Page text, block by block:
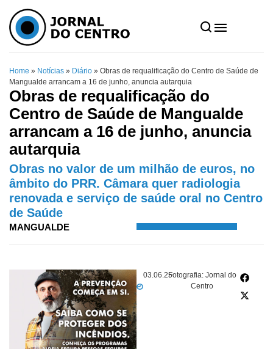
Home » Notícias » Diário » Obras de requalificação do Centro de Saúde de
Mangualde arrancam a 16 de junho, anuncia autarquia
Obras de requalificação do
Centro de Saúde de Mangualde
arrancam a 16 de junho, anuncia
autarquia
Obras no valor de um milhão de euros, no
âmbito do PRR. Câmara quer radiologia
renovada e serviço de saúde oral no Centro
de Saúde
MANGUALDE
03.06.25Fotografia: Jornal do
Centro